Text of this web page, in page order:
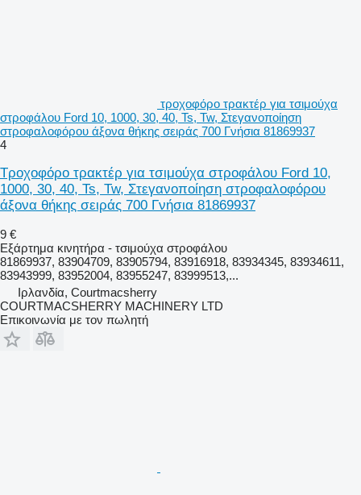
τροχοφόρο τρακτέρ για τσιμούχα
στροφάλου Ford 10, 1000, 30, 40, Ts, Tw, Στεγανοποίηση
στροφαλοφόρου άξονα θήκης σειράς 700 Γνήσια 81869937
4
Τροχοφόρο τρακτέρ για τσιμούχα στροφάλου Ford 10,
1000, 30, 40, Ts, Tw, Στεγανοποίηση στροφαλοφόρου
άξονα θήκης σειράς 700 Γνήσια 81869937
9 €
Εξάρτημα κινητήρα - τσιμούχα στροφάλου
81869937, 83904709, 83905794, 83916918, 83934345, 83934611,
83943999, 83952004, 83955247, 83999513,...
Ιρλανδία, Courtmacsherry
COURTMACSHERRY MACHINERY LTD
Επικοινωνία με τον πωλητή